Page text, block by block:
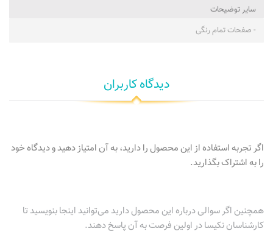
ساير توضيحات
- صفحات تمام رنگی
دیدگاه کاربران
اگر تجربه استفاده از این محصول را دارید، به آن امتیاز دهید و دیدگاه خود
را به اشتراک بگذارید.
همچنین اگر سوالی درباره این محصول دارید می‌توانید اینجا بنویسید تا
کارشناسان نکیسا در اولین فرصت به آن پاسخ دهند.